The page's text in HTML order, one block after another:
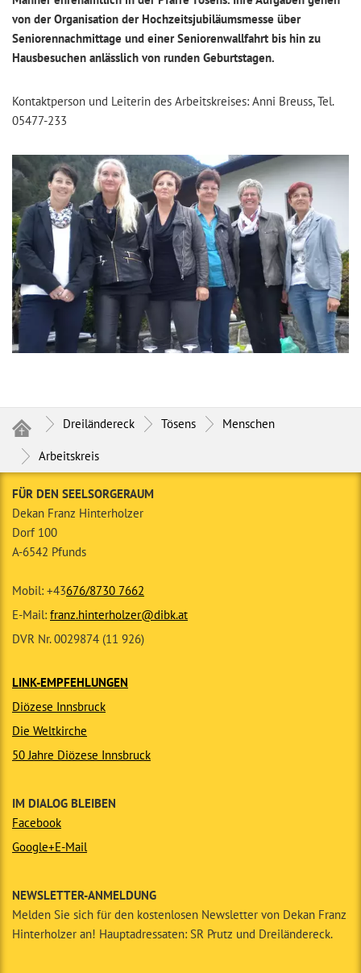
von der Organisation der Hochzeitsjubiläumsmesse über
Seniorennachmittage und einer Seniorenwallfahrt bis hin zu
Hausbesuchen anlässlich von runden Geburtstagen.
Kontaktperson und Leiterin des Arbeitskreises: Anni Breuss, Tel.
05477-233
Dreiländereck Tösens Menschen
Arbeitskreis
FÜR DEN SEELSORGERAUM
Dekan Franz Hinterholzer
Dorf 100
A-6542 Pfunds
Mobil: +43676/8730 7662
E-Mail: franz.hinterholzer@dibk.at
DVR Nr. 0029874 (11 926)
LINK-EMPFEHLUNGEN
Diözese Innsbruck
Die Weltkirche
50 Jahre Diözese Innsbruck
IM DIALOG BLEIBEN
Facebook
Google+E-Mail
NEWSLETTER-ANMELDUNG
Melden Sie sich für den kostenlosen Newsletter von Dekan Franz
Hinterholzer an! Hauptadressaten: SR Prutz und Dreiländereck.